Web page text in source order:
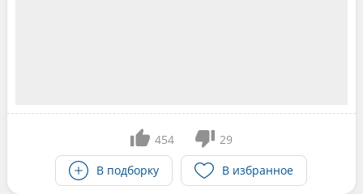
454
29
В подборку
В избранное